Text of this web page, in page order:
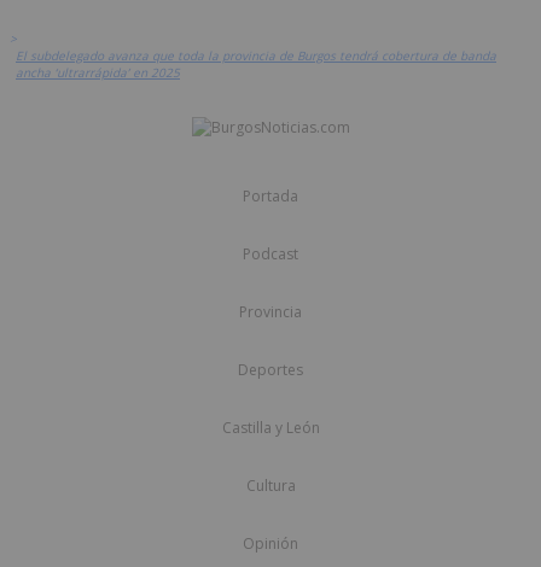
>
El subdelegado avanza que toda la provincia de Burgos tendrá cobertura de banda
ancha ‘ultrarrápida’ en 2025
Portada
Podcast
Provincia
Deportes
Castilla y León
Cultura
Opinión